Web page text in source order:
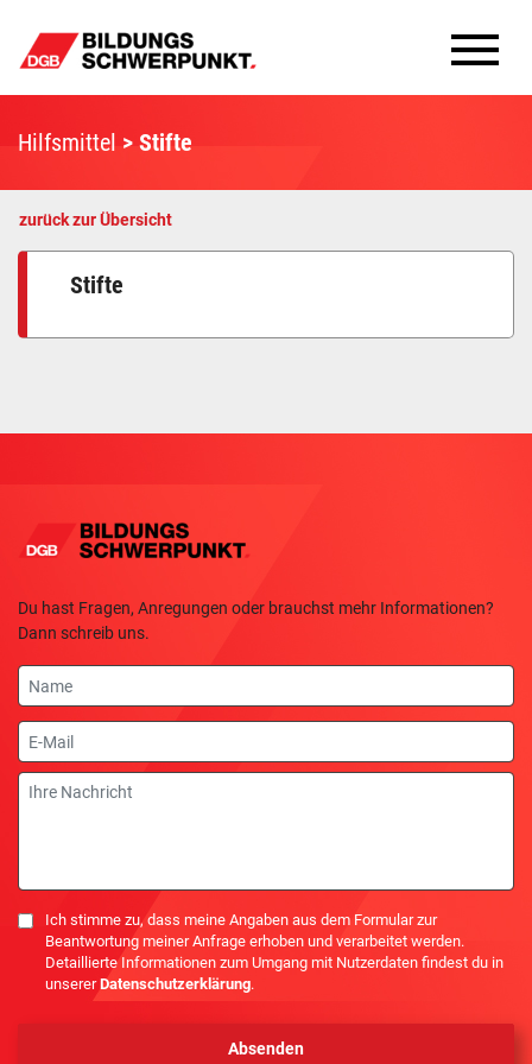
Infomaterial
Methoden
Hilfsmittel Stifte
zurück zur Übersicht
Stifte
Du hast Fragen, Anregungen oder brauchst mehr Informationen?
Dann schreib uns.
Name
E-
Mail
Nachricht
Einwilligung
Ich stimme zu, dass meine Angaben aus dem Formular zur
Beantwortung meiner Anfrage erhoben und verarbeitet werden.
Detaillierte Informationen zum Umgang mit Nutzerdaten findest du in
unsererDatenschutzerklärung.